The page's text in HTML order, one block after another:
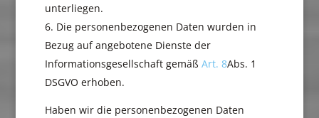
unterliegen.
Die personenbezogenen Daten wurden in
Bezug auf angebotene Dienste der
Informationsgesellschaft gemäß Art. 8Abs. 1
DSGVO erhoben.
Haben wir die personenbezogenen Daten